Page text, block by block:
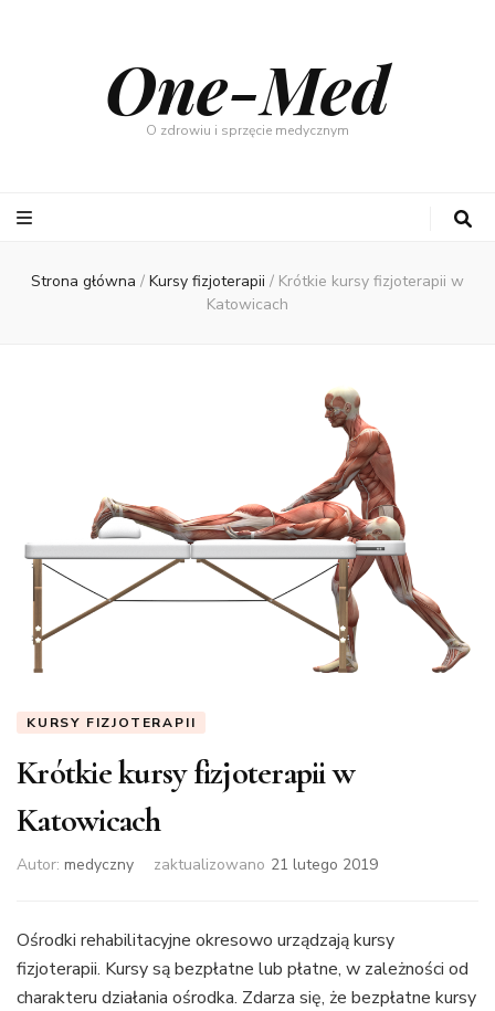
One-Med
O zdrowiu i sprzęcie medycznym
Strona główna / Kursy fizjoterapii / Krótkie kursy fizjoterapii w
Katowicach
KURSY FIZJOTERAPII
Krótkie kursy fizjoterapii w
Katowicach
Autor: medyczny zaktualizowano 21 lutego 2019
Ośrodki rehabilitacyjne okresowo urządzają kursy
fizjoterapii. Kursy są bezpłatne lub płatne, w zależności od
charakteru działania ośrodka. Zdarza się, że bezpłatne kursy